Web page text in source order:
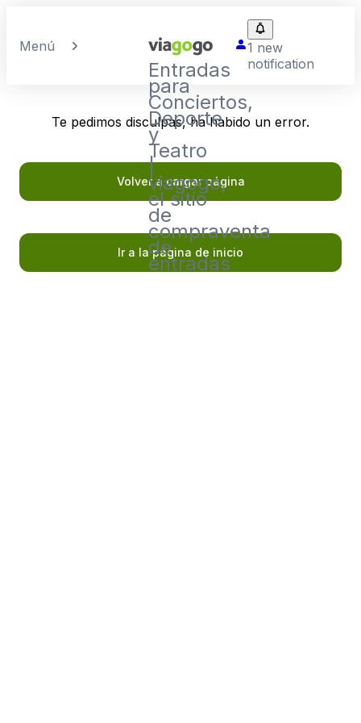
Menú
Entradas
para
Conciertos,
Deporte
y
Teatro
|
viagogo,
el sitio
de
compraventa
de
entradas
1 new
notification
Te pedimos disculpas, ha habido un error.
Volver a cargar página
Ir a la página de inicio